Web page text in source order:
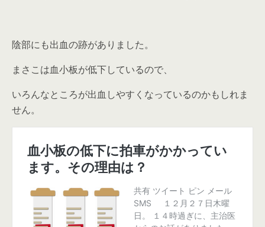
陰部にも出血の跡がありました。
まさこは血小板が低下しているので、
いろんなところが出血しやすくなっているのかもしれま
せん。